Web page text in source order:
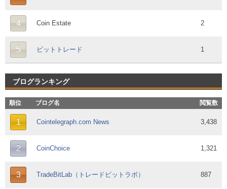
4 Coin Estate 2
5 ビットトレード 1
ブログランキング
順位 ブログ名 閲覧数
1 Cointelegraph.com News 3,438
2 CoinChoice 1,321
3 TradeBitLab（トレードビットラボ） 887